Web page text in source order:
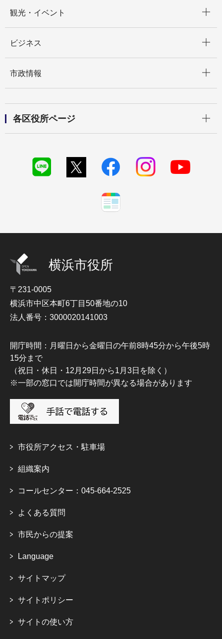
観光・イベント
ビジネス
市政情報
各区役所ページ
横浜市役所
〒231-0005
横浜市中区本町6丁目50番地の10
法人番号：3000020141003
開庁時間：月曜日から金曜日の午前8時45分から午後5時
15分まで
（祝日・休日・12月29日から1月3日を除く）
※一部の窓口では開庁時間が異なる場合があります
市役所アクセス・駐車場
組織案内
コールセンター：045-664-2525
よくある質問
市民からの提案
Language
サイトマップ
サイトポリシー
サイトの使い方